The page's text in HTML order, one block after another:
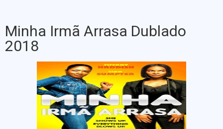
Minha Irmã Arrasa Dublado
2018